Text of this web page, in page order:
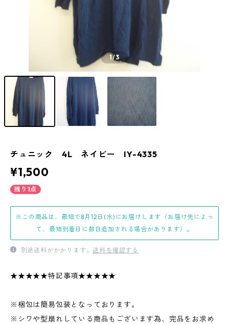
1/3
チュニック 4L ネイビー IY-4335
¥1,500
残り1点
※この商品は、最短で8月12日(水)にお届けします（お届け先によっ
て、最短到着日に数日追加される場合があります）。
別途送料がかかります。送料を確認する
★★★★★特記事項★★★★★
※梱包は簡易包装となっております。
※シワや型崩れしている商品もございます為、完品をお求め